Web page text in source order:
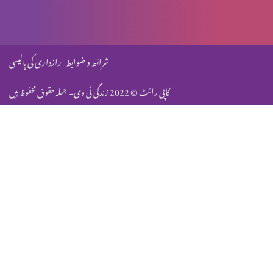
عیدِ میلادِ مسیح: مبارکباد
کاپی رائٹ © 2022 زندگی ٹی وی۔ جملہ حقوق محفوظ ہیں
شرائط و ضوابط رازداری کی پالیسی